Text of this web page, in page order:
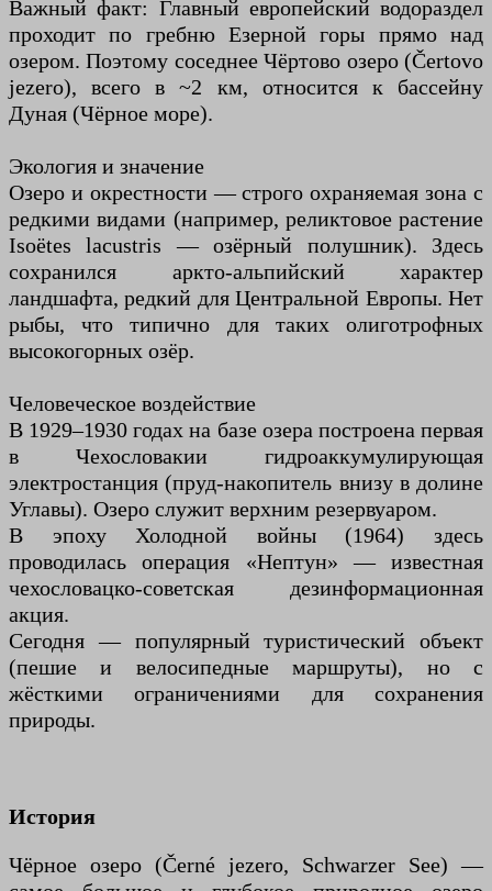
Важный факт: Главный европейский водораздел
проходит по гребню Езерной горы прямо над
озером. Поэтому соседнее Чёртово озеро (Čertovo
jezero), всего в ~2 км, относится к бассейну
Дуная (Чёрное море).
Экология и значение
Озеро и окрестности — строго охраняемая зона с
редкими видами (например, реликтовое растение
Isoëtes lacustris — озёрный полушник). Здесь
сохранился аркто-альпийский характер
ландшафта, редкий для Центральной Европы. Нет
рыбы, что типично для таких олиготрофных
высокогорных озёр.
Человеческое воздействие
В 1929–1930 годах на базе озера построена первая
в Чехословакии гидроаккумулирующая
электростанция (пруд-накопитель внизу в долине
Углавы). Озеро служит верхним резервуаром.
В эпоху Холодной войны (1964) здесь
проводилась операция «Нептун» — известная
чехословацко-советская дезинформационная
акция.
Сегодня — популярный туристический объект
(пешие и велосипедные маршруты), но с
жёсткими ограничениями для сохранения
природы.
История
Чёрное озеро (Černé jezero, Schwarzer See) —